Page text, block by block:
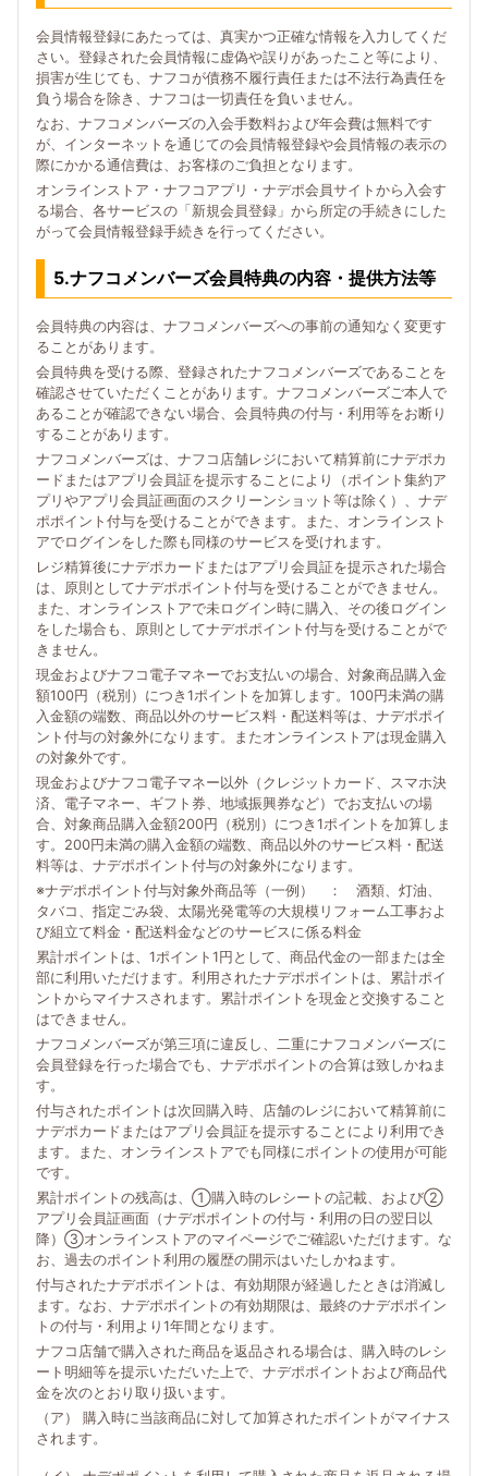
会員情報登録にあたっては、真実かつ正確な情報を入力してくだ
さい。登録された会員情報に虚偽や誤りがあったこと等により、
損害が生じても、ナフコが債務不履行責任または不法行為責任を
負う場合を除き、ナフコは一切責任を負いません。
なお、ナフコメンバーズの入会手数料および年会費は無料です
が、インターネットを通じての会員情報登録や会員情報の表示の
際にかかる通信費は、お客様のご負担となります。
オンラインストア・ナフコアプリ・ナデポ会員サイトから入会す
る場合、各サービスの「新規会員登録」から所定の手続きにした
がって会員情報登録手続きを行ってください。
5.ナフコメンバーズ会員特典の内容・提供方法等
会員特典の内容は、ナフコメンバーズへの事前の通知なく変更す
ることがあります。
会員特典を受ける際、登録されたナフコメンバーズであることを
確認させていただくことがあります。ナフコメンバーズご本人で
あることが確認できない場合、会員特典の付与・利用等をお断り
することがあります。
ナフコメンバーズは、ナフコ店舗レジにおいて精算前にナデポカ
ードまたはアプリ会員証を提示することにより（ポイント集約ア
プリやアプリ会員証画面のスクリーンショット等は除く）、ナデ
ポポイント付与を受けることができます。また、オンラインスト
アでログインをした際も同様のサービスを受けれます。
レジ精算後にナデポカードまたはアプリ会員証を提示された場合
は、原則としてナデポポイント付与を受けることができません。
また、オンラインストアで未ログイン時に購入、その後ログイン
をした場合も、原則としてナデポポイント付与を受けることがで
きません。
現金およびナフコ電子マネーでお支払いの場合、対象商品購入金
額100円（税別）につき1ポイントを加算します。100円未満の購
入金額の端数、商品以外のサービス料・配送料等は、ナデポポイ
ント付与の対象外になります。またオンラインストアは現金購入
の対象外です。
現金およびナフコ電子マネー以外（クレジットカード、スマホ決
済、電子マネー、ギフト券、地域振興券など）でお支払いの場
合、対象商品購入金額200円（税別）につき1ポイントを加算しま
す。200円未満の購入金額の端数、商品以外のサービス料・配送
料等は、ナデポポイント付与の対象外になります。
※ナデポポイント付与対象外商品等（一例） ： 酒類、灯油、
タバコ、指定ごみ袋、太陽光発電等の大規模リフォーム工事およ
び組立て料金・配送料金などのサービスに係る料金
累計ポイントは、1ポイント1円として、商品代金の一部または全
部に利用いただけます。利用されたナデポポイントは、累計ポイ
ントからマイナスされます。累計ポイントを現金と交換すること
はできません。
ナフコメンバーズが第三項に違反し、二重にナフコメンバーズに
会員登録を行った場合でも、ナデポポイントの合算は致しかねま
す。
付与されたポイントは次回購入時、店舗のレジにおいて精算前に
ナデポカードまたはアプリ会員証を提示することにより利用でき
ます。また、オンラインストアでも同様にポイントの使用が可能
です。
累計ポイントの残高は、①購入時のレシートの記載、および②
アプリ会員証画面（ナデポポイントの付与・利用の日の翌日以
降）③オンラインストアのマイページでご確認いただけます。な
お、過去のポイント利用の履歴の開示はいたしかねます。
付与されたナデポポイントは、有効期限が経過したときは消滅し
ます。なお、ナデポポイントの有効期限は、最終のナデポポイン
トの付与・利用より1年間となります。
ナフコ店舗で購入された商品を返品される場合は、購入時のレシ
ート明細等を提示いただいた上で、ナデポポイントおよび商品代
金を次のとおり取り扱います。
（ア） 購入時に当該商品に対して加算されたポイントがマイナス
されます。